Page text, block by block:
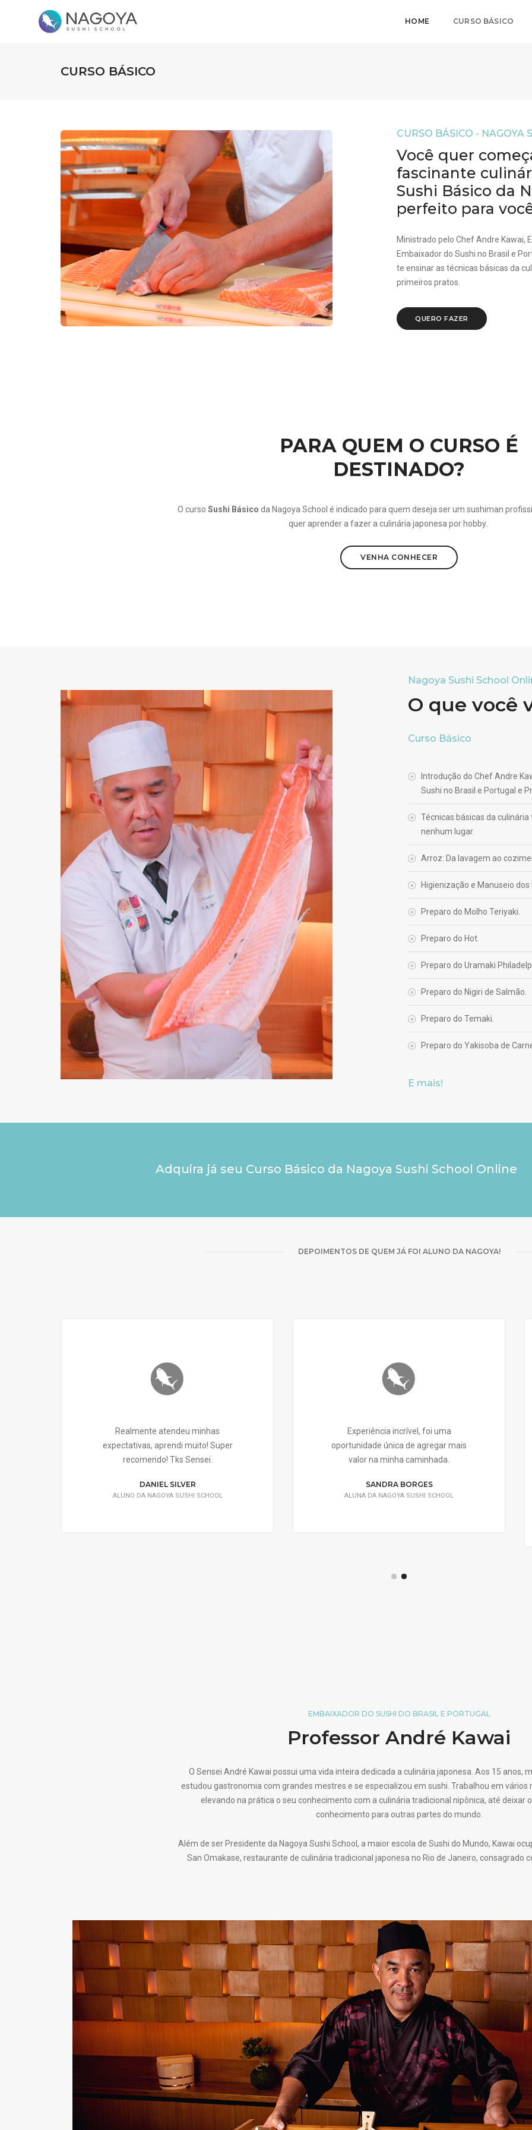
HOME CURSO BÁSICO
CURSO BÁSICO
CURSO BÁSICO - NAGOYA
Você quer
fascinante
Sushi Básico da
perfeito para
Ministrado pelo Chef Andre Kawai,
Embaixador do Sushi no Brasil e
te ensinar as técnicas básicas da
primeiros pratos.
QUERO FAZER
PARA QUEM O CURSO É
DESTINADO?
O cursoSushi Básico da Nagoya School é indicado para quem deseja ser um sushiman
quer aprender a fazer a culinária japonesa por hobby.
VENHA CONHECER
Nagoya Sushi School
O que você
Curso Básico
Introdução do Chef Andre
Sushi no Brasil e Portugal e
Técnicas básicas da
nenhum lugar.
Arroz: Da lavagem ao
Higienização e Manuseio dos
Preparo do Molho Teriyaki.
Preparo do Hot.
Preparo do Uramaki
Preparo do Nigiri de Salmão.
Preparo do Temaki.
Preparo do Yakisoba de
E mais!
Adquira já seu Curso Básico da Nagoya Sushi School Online
DEPOIMENTOS DE QUEM JÁ FOI ALUNO DA NAGOYA!
Realmente atendeu minhas
expectativas, aprendi muito! Super
recomendo! Tks Sensei.
DANIEL SILVER
ALUNO DA NAGOYA SUSHI SCHOOL
Experiência incrível, foi uma
oportunidade única de agregar mais
valor na minha caminhada.
SANDRA BORGES
ALUNA DA NAGOYA SUSHI SCHOOL
EMBAIXADOR DO SUSHI DO BRASIL E PORTUGAL
Professor André Kawai
O Sensei André Kawai possui uma vida inteira dedicada a culinária japonesa. Aos 15 anos,
estudou gastronomia com grandes mestres e se especializou em sushi. Trabalhou em vários
elevando na prática o seu conhecimento com a culinária tradicional nipônica, até deixar
conhecimento para outras partes do mundo.
Além de ser Presidente da Nagoya Sushi School, a maior escola de Sushi do Mundo, Kawai
San Omakase, restaurante de culinária tradicional japonesa no Rio de Janeiro, consagrado